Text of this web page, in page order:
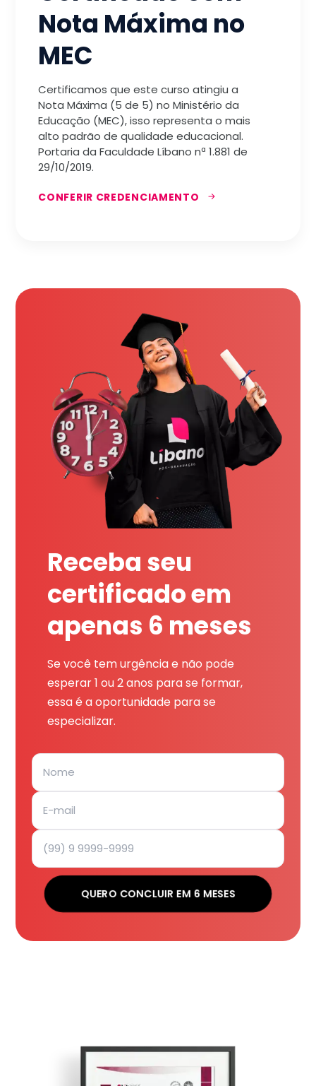
Nota Máxima no
MEC
Certificamos que este curso atingiu a
Nota Máxima (5 de 5) no Ministério da
Educação (MEC), isso representa o mais
alto padrão de qualidade educacional.
Portaria da Faculdade Líbano nª 1.881 de
29/10/2019.
CONFERIR CREDENCIAMENTO
Receba seu
certificado em
apenas 6 meses
Se você tem urgência e não pode
esperar 1 ou 2 anos para se formar,
essa é a oportunidade para se
especializar.
QUERO CONCLUIR EM 6 MESES